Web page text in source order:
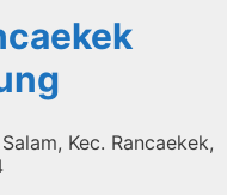
Kec. Rancaekek,